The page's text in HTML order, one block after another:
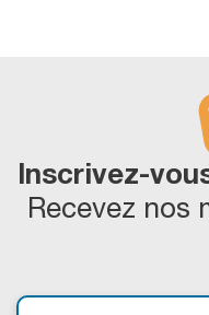
Inscrivez-
Recevez nos